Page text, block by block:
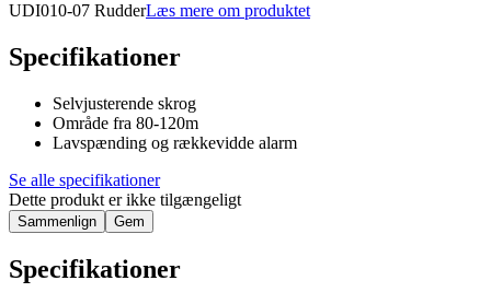
UDI010-07 RudderLæs mere om produktet
Specifikationer
Selvjusterende skrog
Område fra 80-120m
Lavspænding og rækkevidde alarm
Se alle specifikationer
Dette produkt er ikke tilgængeligt
Sammenlign Gem
Specifikationer